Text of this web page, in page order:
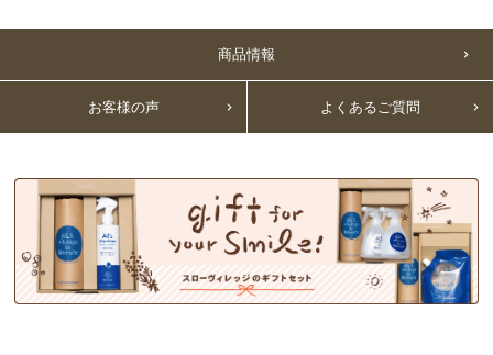
商品情報
お客様の声 よくあるご質問